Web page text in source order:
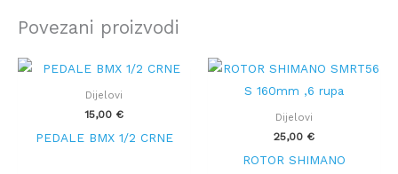
Povezani proizvodi
Dijelovi
15,00 €
PEDALE BMX 1/2 CRNE
Dijelovi
25,00 €
ROTOR SHIMANO